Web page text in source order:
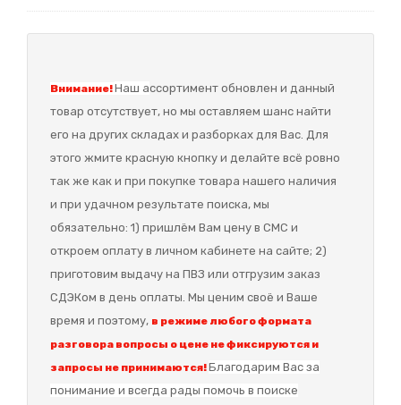
Внимание!Наш ассортимент обновлен и данный
товар отсутствует, но мы оставляем шанс найти
его на других складах и разборках для Вас. Для
этого жмите красную кнопку и делайте всё ровно
так же как и при покупке товара нашего наличия
и при удачном результате поиска, мы
обязательно: 1) пришлём Вам цену в СМС и
откроем оплату в личном кабинете на сайте; 2)
приготовим выдачу на ПВЗ или отгрузим заказ
СДЭКом в день оплаты. Мы ценим своё и Ваше
время и поэтому, в режиме любого формата
разговора вопросы о цене не фиксируются и
запросы не принимаются!Благодарим Вас за
понимание и всегда рады помочь в поиске